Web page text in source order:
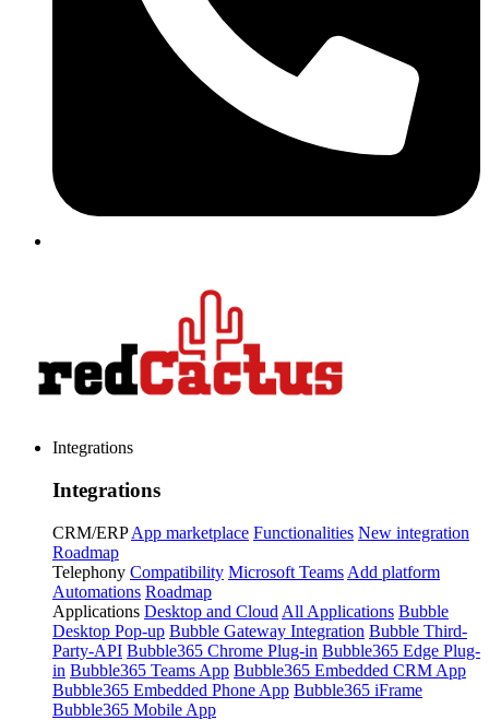
Integrations
Integrations
CRM/ERP App marketplace Functionalities New integration
Roadmap
Telephony Compatibility Microsoft Teams Add platform
Automations Roadmap
Applications Desktop and Cloud All Applications Bubble
Desktop Pop-up Bubble Gateway Integration Bubble Third-
Party-API Bubble365 Chrome Plug-in Bubble365 Edge Plug-
in Bubble365 Teams App Bubble365 Embedded CRM App
Bubble365 Embedded Phone App Bubble365 iFrame
Bubble365 Mobile App